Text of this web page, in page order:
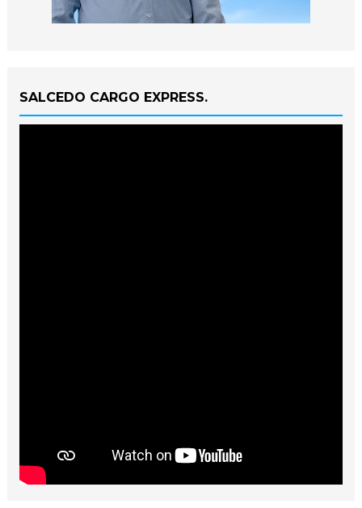
SALCEDO CARGO EXPRESS.